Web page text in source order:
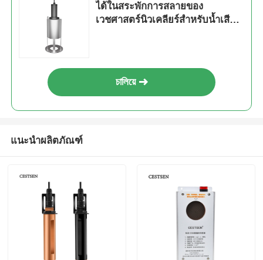
ขออ้าง
เครื่องตรวจจับรังสีนิวเคลียร์
เครื่องวัดปริมาตรส่วนบุคคล
เครื่องตรวจจับเรดอน
ได้ในสระพักการสลายของ
เวชศาสตร์นิวเคลียร์สำหรับน้ำเสีย
চালিয়ে
แนะนำผลิตภัณฑ์